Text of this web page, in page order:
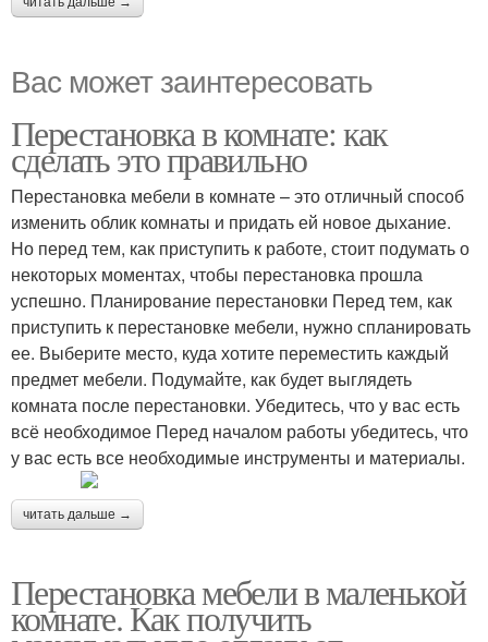
Вас может заинтересовать
Перестановка в комнате: как
сделать это правильно
Перестановка мебели в комнате – это отличный способ
изменить облик комнаты и придать ей новое дыхание.
Но перед тем, как приступить к работе, стоит подумать о
некоторых моментах, чтобы перестановка прошла
успешно. Планирование перестановки Перед тем, как
приступить к перестановке мебели, нужно спланировать
ее. Выберите место, куда хотите переместить каждый
предмет мебели. Подумайте, как будет выглядеть
комната после перестановки. Убедитесь, что у вас есть
всё необходимое Перед началом работы убедитесь, что
у вас есть все необходимые инструменты и материалы.
читать дальше →
Перестановка мебели в маленькой
комнате. Как получить